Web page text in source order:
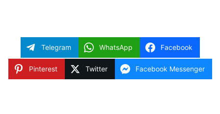
Telegram WhatsApp Facebook
Pinterest Twitter Facebook Messenger